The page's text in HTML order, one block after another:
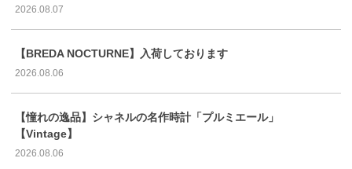
2026.08.07
【BREDA NOCTURNE】入荷しております
2026.08.06
【憧れの逸品】シャネルの名作時計「プルミエール」
【Vintage】
2026.08.06